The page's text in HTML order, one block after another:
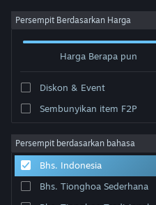
Login
Tentang
Bantuan
Persempit Berdasarkan Harga
Harga Berapa pun
Diskon & Event
Sembunyikan item F2P
Persempit berdasarkan bahasa
Bhs. Indonesia
Bhs. Tionghoa Sederhana
Pengembang: FujiCubeSoft
Berdasarkan Relevansi